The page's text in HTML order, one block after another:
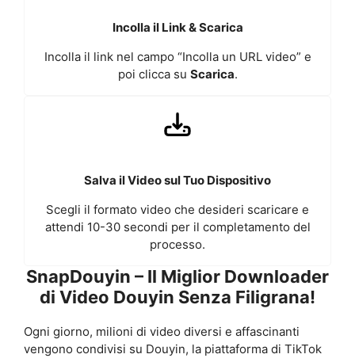
Incolla il Link & Scarica
Incolla il link nel campo “Incolla un URL video” e
poi clicca su Scarica.
Salva il Video sul Tuo Dispositivo
Scegli il formato video che desideri scaricare e
attendi 10-30 secondi per il completamento del
processo.
SnapDouyin – Il Miglior Downloader
di Video Douyin Senza Filigrana!
Ogni giorno, milioni di video diversi e affascinanti
vengono condivisi su Douyin, la piattaforma di TikTok